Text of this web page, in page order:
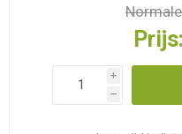
Prijs:
i
h